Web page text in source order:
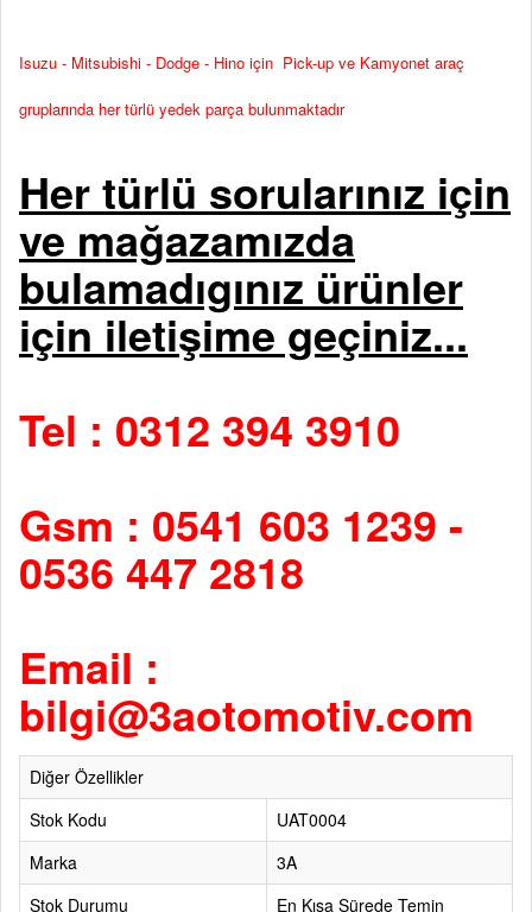
Isuzu - Mitsubishi - Dodge - Hino için Pick-up ve Kamyonet araç
gruplarında her türlü yedek parça bulunmaktadır
Her türlü sorularınız için
ve mağazamızda
bulamadıgınız ürünler
için iletişime geçiniz...
Tel : 0312 394 3910
Gsm : 0541 603 1239 -
0536 447 2818
Email :
bilgi@3aotomotiv.com
Diğer Özellikler
Stok Kodu
UAT0004
Marka
3A
Stok Durumu
En Kısa Sürede Temin